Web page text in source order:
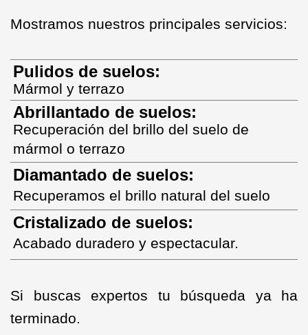
Mostramos nuestros principales servicios:
Pulidos de suelos:
Mármol y terrazo
Abrillantado de suelos:
Recuperación del brillo del suelo de
mármol o terrazo
Diamantado de suelos:
Recuperamos el brillo natural del suelo
Cristalizado de suelos:
Acabado duradero y espectacular.
Si buscas expertos tu búsqueda ya ha
terminado.